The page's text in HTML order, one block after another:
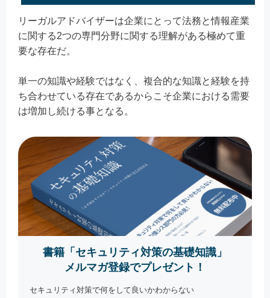
リーガルアドバイザーは企業にとって法務と情報産業
に関する2つの専門分野に関する理解がある極めて重
要な存在だ。
単一の知識や経験ではなく、複合的な知識と経験を持
ち合わせている存在であるからこそ企業における需要
は増加し続ける事となる。
書籍「セキュリティ対策の基礎知識」
メルマガ登録でプレゼント！
セキュリティ対策で何をして良いかわからない